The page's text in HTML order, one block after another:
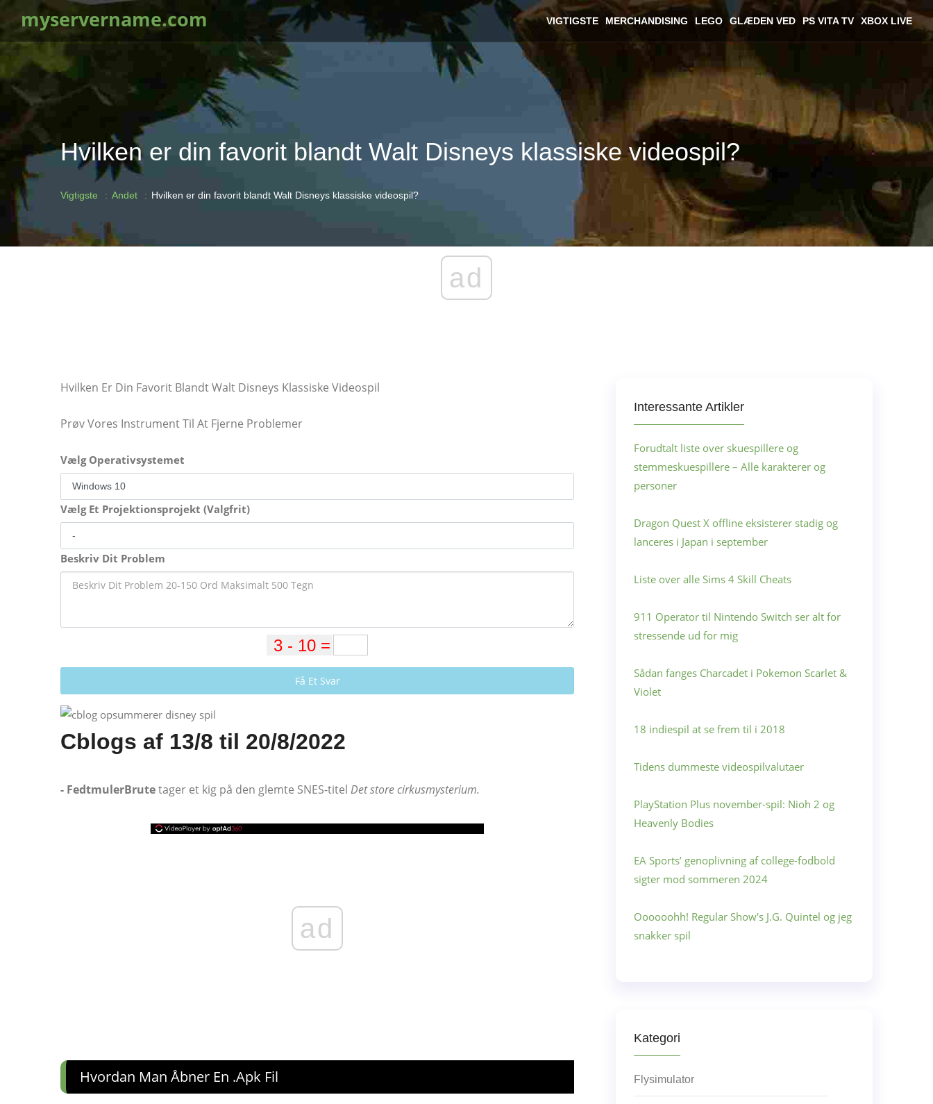
myservername.com VIGTIGSTE MERCHANDISING LEGO GLÆDEN VED PS VITA TV XBOX LIVE
Hvilken er din favorit blandt Walt Disneys klassiske videospil?
Vigtigste Andet Hvilken er din favorit blandt Walt Disneys klassiske videospil?
ad
Hvilken Er Din Favorit Blandt Walt Disneys Klassiske Videospil
Prøv Vores Instrument Til At Fjerne Problemer
Vælg Operativsystemet
Vælg Et Projektionsprojekt (Valgfrit)
Beskriv Dit Problem
Få Et Svar
Cblogs af 13/8 til 20/8/2022
- FedtmulerBrutetager et kig på den glemte SNES-titel Det store cirkusmysterium.
ad
Hvordan Man Åbner En .apk Fil
Interessante Artikler
Forudtalt liste over skuespillere og
stemmeskuespillere – Alle karakterer og
personer
Dragon Quest X offline eksisterer stadig og
lanceres i Japan i september
Liste over alle Sims 4 Skill Cheats
911 Operator til Nintendo Switch ser alt for
stressende ud for mig
Sådan fanges Charcadet i Pokemon Scarlet &
Violet
18 indiespil at se frem til i 2018
Tidens dummeste videospilvalutaer
PlayStation Plus november-spil: Nioh 2 og
Heavenly Bodies
EA Sports’ genoplivning af college-fodbold
sigter mod sommeren 2024
Oooooohh! Regular Show's J.G. Quintel og jeg
snakker spil
Kategori
Flysimulator